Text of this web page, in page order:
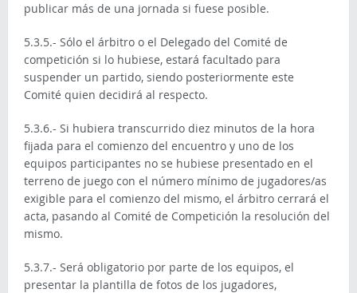
publicar más de una jornada si fuese posible.
5.3.5.- Sólo el árbitro o el Delegado del Comité de
competición si lo hubiese, estará facultado para
suspender un partido, siendo posteriormente este
Comité quien decidirá al respecto.
5.3.6.- Si hubiera transcurrido diez minutos de la hora
fijada para el comienzo del encuentro y uno de los
equipos participantes no se hubiese presentado en el
terreno de juego con el número mínimo de jugadores/as
exigible para el comienzo del mismo, el árbitro cerrará el
acta, pasando al Comité de Competición la resolución del
mismo.
5.3.7.- Será obligatorio por parte de los equipos, el
presentar la plantilla de fotos de los jugadores,